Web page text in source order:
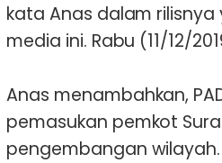
kata Anas dalam
media ini. Rabu (11/12/
Anas menambahkan,
pemasukan pemkot
pengembangan wilayah.